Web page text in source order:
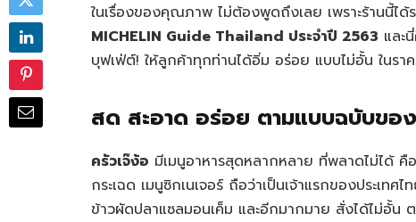
ในเรื่องของคุณภาพ ไม่ต้องพูดถึงเลย เพราะร้านนี้ได้
MICHELIN Guide Thailand ประจำปี 2563 และ
บุฟเฟ่ต์! ให้ลูกค้าทุกท่านได้อิ่ม อร่อย แบบไม่อั้น ในรา
สด สะอาด อร่อย ตามแบบฉบับขอ
ครัวเจ๊ง้อ มีเมนูอาหารสุดหลากหลาย ที่พลาดไม่ได้
กระเฉด เมนูซิกเนเจอร์ ถือว่าเป็นเจ้าแรกของประเท
ข้าวผัดปลาแซลมอนเค็ม และอีกมากมาย สั่งได้ไม่อั้น